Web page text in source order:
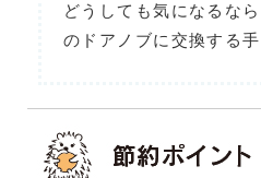
どうしても気になるな
のドアノブに交換する